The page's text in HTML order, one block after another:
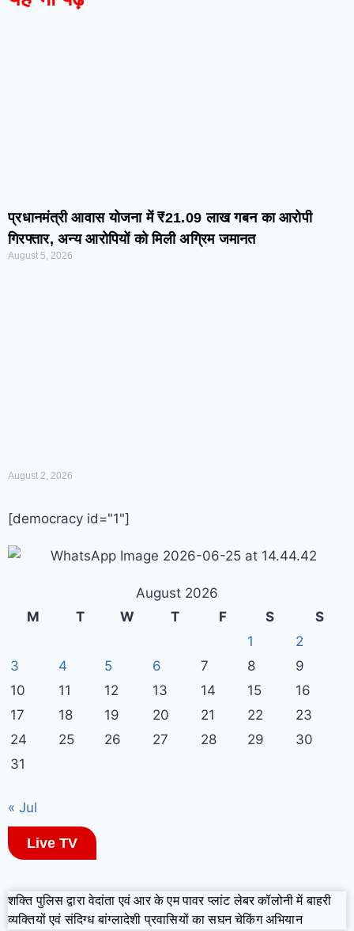
प्रधानमंत्री आवास योजना में ₹21.09 लाख गबन का आरोपी
गिरफ्तार, अन्य आरोपियों को मिली अग्रिम जमानत
August 5, 2026
August 2, 2026
[democracy id="1"]
August 2026
M
T W T F S
S
1
2
3
4 5 6 7 8
9
10
11 12 13 14 15
16
17
18 19 20 21 22
23
24
25 26 27 28 29
30
31
« Jul
Live TV
शक्ति पुलिस द्वारा वेदांता एवं आर के एम पावर प्लांट लेबर कॉलोनी में बाहरी
व्यक्तियों एवं संदिग्ध बांग्लादेशी प्रवासियों का सघन चेकिंग अभियान